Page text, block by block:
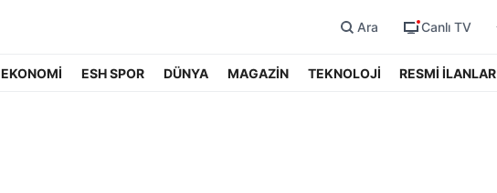
Ara Canlı TV
EKONOMİ ESH SPOR DÜNYA MAGAZİN TEKNOLOJİ RESMİ İLANLAR